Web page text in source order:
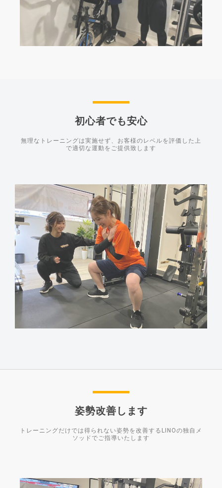
初心者でも安心
無理なトレーニングは実施せず、お客様のレベルを評価した上
で適切な運動をご提供致します
姿勢改善します
トレーニングだけでは得られない姿勢を改善するLINOの独自メ
ソッドでご指導いたします